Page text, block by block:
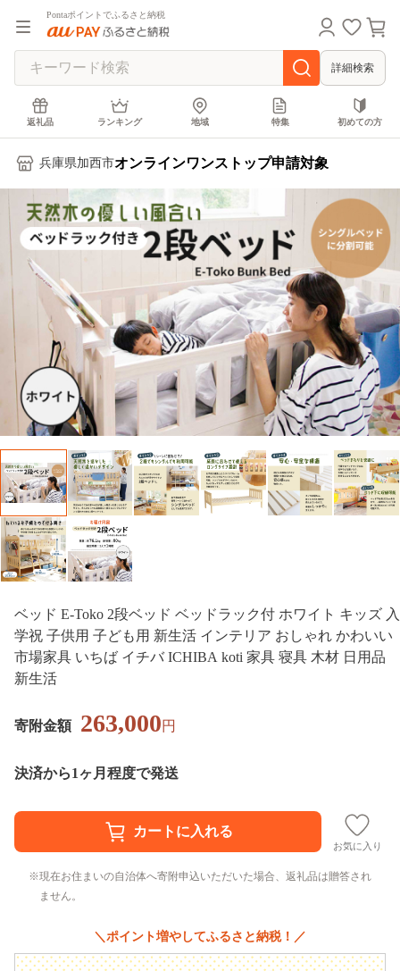
Pontaポイントでふるさと納税
詳細検索
返礼品 ランキング 地域 特集 初めての方
兵庫県加西市オンラインワンストップ申請対象
ベッド E-Toko 2段ベッド ベッドラック付 ホワイト キッズ 入
学祝 子供用 子ども用 新生活 インテリア おしゃれ かわいい
市場家具 いちば イチバ ICHIBA koti 家具 寝具 木材 日用品
新生活
寄附金額 263,000円
決済から1ヶ月程度で発送
お気に入り
現在お住まいの自治体へ寄附申込いただいた場合、返礼品は贈答され
ません。
＼ポイント増やしてふるさと納税！／